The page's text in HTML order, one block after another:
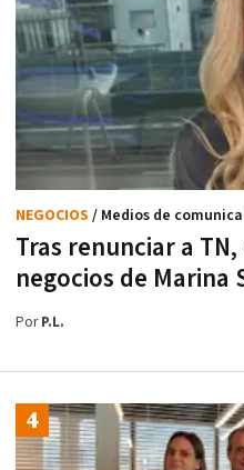
Tras renunciar a
negocios de Marina
NEGOCIOS / Medios de
PorP.L.